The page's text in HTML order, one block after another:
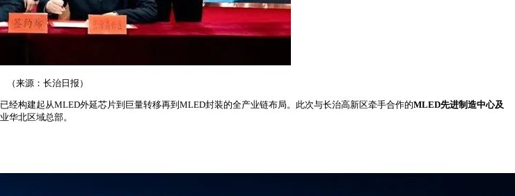
（来源：长治日报）
构建起从MLED外延芯片到巨量转移再到MLED封装的全产业链布局。此次与长治高新区牵手合作的MLED先进制造中心及
华北区域总部。